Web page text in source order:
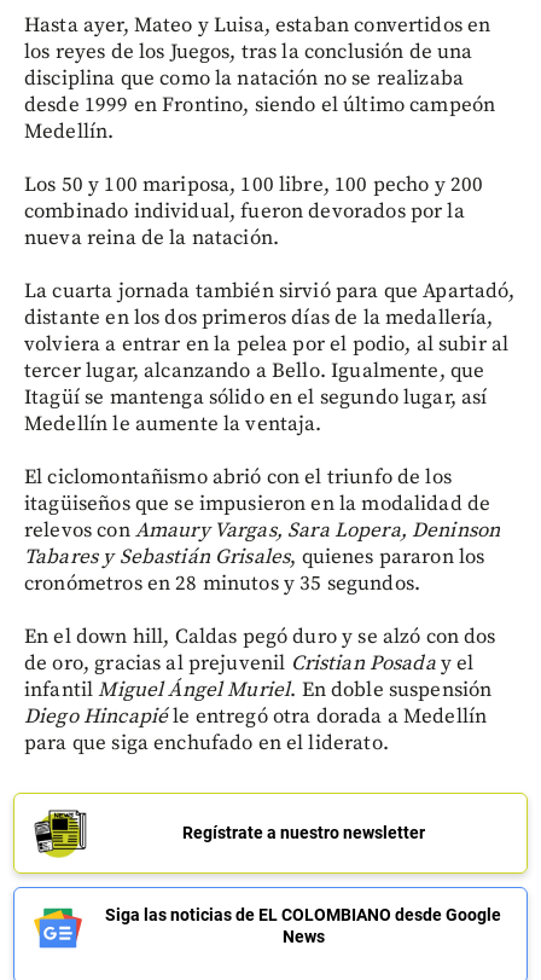
Hasta ayer, Mateo y Luisa, estaban convertidos en
los reyes de los Juegos, tras la conclusión de una
disciplina que como la natación no se realizaba
desde 1999 en Frontino, siendo el último campeón
Medellín.
Los 50 y 100 mariposa, 100 libre, 100 pecho y 200
combinado individual, fueron devorados por la
nueva reina de la natación.
La cuarta jornada también sirvió para que Apartadó,
distante en los dos primeros días de la medallería,
volviera a entrar en la pelea por el podio, al subir al
tercer lugar, alcanzando a Bello. Igualmente, que
Itagüí se mantenga sólido en el segundo lugar, así
Medellín le aumente la ventaja.
El ciclomontañismo abrió con el triunfo de los
itagüiseños que se impusieron en la modalidad de
relevos conAmaury Vargas, Sara Lopera, Deninson
Tabares y Sebastián Grisales, quienes pararon los
cronómetros en 28 minutos y 35 segundos.
En el down hill, Caldas pegó duro y se alzó con dos
de oro, gracias al prejuvenil Cristian Posaday el
infantilMiguel Ángel Muriel. En doble suspensión
Diego Hincapiéle entregó otra dorada a Medellín
para que siga enchufado en el liderato.
Regístrate a nuestro newsletter
Siga las noticias de EL COLOMBIANO desde Google
News